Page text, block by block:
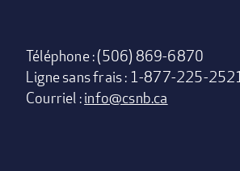
Téléphone : (506) 869-6870
Ligne sans frais : 1-877-225-
Courriel :info@csnb.ca